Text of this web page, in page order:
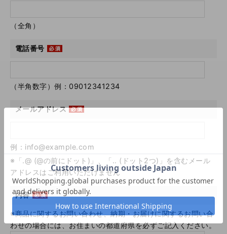
（全角）
電話番号
（半角数字）例：09012341234
メールアドレス
例：info@example.com
※「.@ (@の前にドット)」、「.. (ドット2つ)」を含むメール
アドレスはご利用いただけません
内容
※商品に関するお問い合わせ、納期・お届けに関するお問い合
わせの場合には、お住まいの都道府県を必ずご記入ください。